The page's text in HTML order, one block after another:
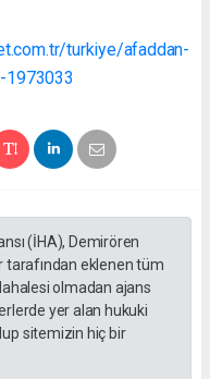
turkiye/afaddan-
1973033
(İHA), Demirören
tarafından eklenen tüm
olmadan ajans
yer alan hukuki
sitemizin hiç bir